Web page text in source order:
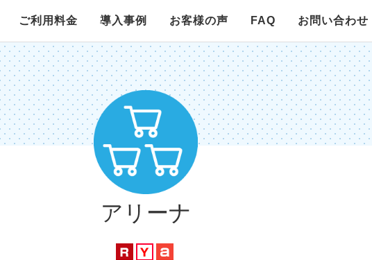
レコメンドR 発送スペクタクル アリーナ G-ランキング
レビュー決算
ご利用料金 導入事例 お客様の声 FAQ お問い合わせ
アリーナ
楽天市場対応
Yahoo!ショッピング対応